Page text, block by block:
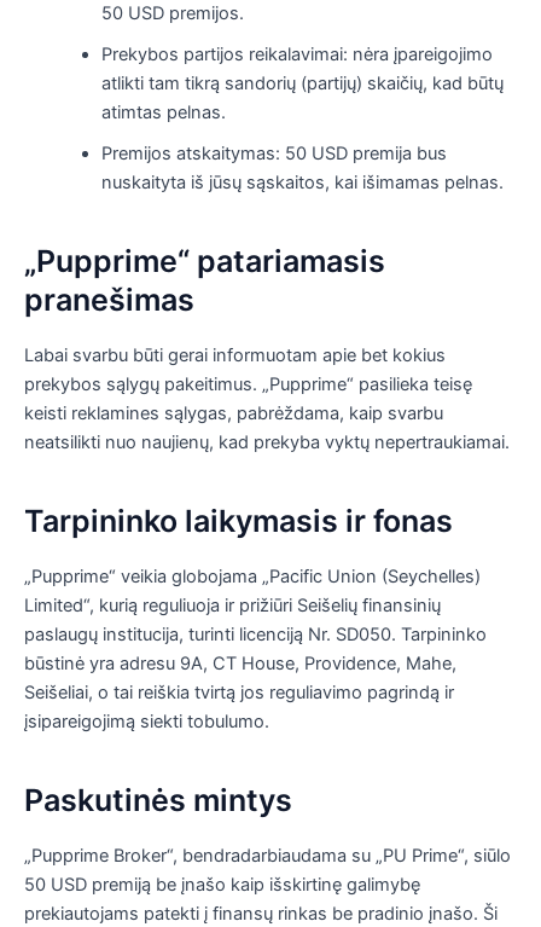
50 USD premijos.
Prekybos partijos reikalavimai: nėra įpareigojimo
atlikti tam tikrą sandorių (partijų) skaičių, kad būtų
atimtas pelnas.
Premijos atskaitymas: 50 USD premija bus
nuskaityta iš jūsų sąskaitos, kai išimamas pelnas.
„Pupprime“ patariamasis
pranešimas
Labai svarbu būti gerai informuotam apie bet kokius
prekybos sąlygų pakeitimus. „Pupprime“ pasilieka teisę
keisti reklamines sąlygas, pabrėždama, kaip svarbu
neatsilikti nuo naujienų, kad prekyba vyktų nepertraukiamai.
Tarpininko laikymasis ir fonas
„Pupprime“ veikia globojama „Pacific Union (Seychelles)
Limited“, kurią reguliuoja ir prižiūri Seišelių finansinių
paslaugų institucija, turinti licenciją Nr. SD050. Tarpininko
būstinė yra adresu 9A, CT House, Providence, Mahe,
Seišeliai, o tai reiškia tvirtą jos reguliavimo pagrindą ir
įsipareigojimą siekti tobulumo.
Paskutinės mintys
„Pupprime Broker“, bendradarbiaudama su „PU Prime“, siūlo
50 USD premiją be įnašo kaip išskirtinę galimybę
prekiautojams patekti į finansų rinkas be pradinio įnašo. Ši